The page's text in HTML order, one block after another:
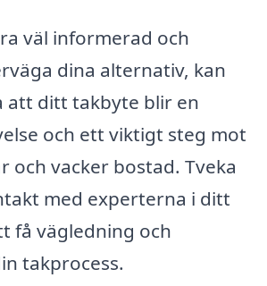
väl informerad och
dina alternativ, kan
att ditt takbyte blir en
och ett viktigt steg mot
och vacker bostad. Tveka
med experterna i ditt
få vägledning och
takprocess.